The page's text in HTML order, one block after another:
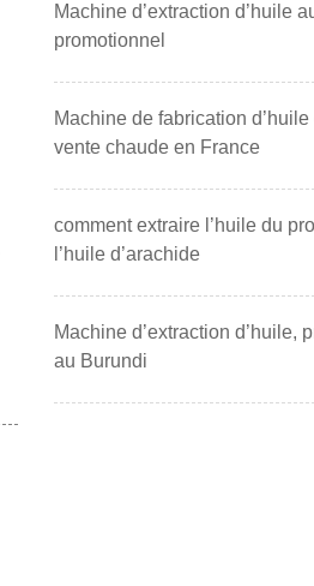
Machine d’extraction d’huile
promotionnel
Machine de fabrication
vente chaude en France
comment extraire l’huile du
l’huile d’arachide
Machine d’extraction d’huile,
au Burundi